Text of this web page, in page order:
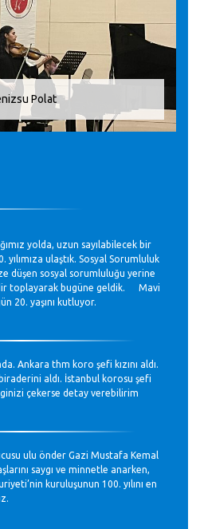
yolda, uzun sayılabilecek bir
yılımıza ulaştık. Sosyal Sorumluluk
düşen sosyal sorumluluğu yerine
toplayarak bugüne geldik. Mavi
20. yaşını kutluyor.
Ankara thm koro şefi kızını aldı.
aldı. İstanbul korosu şefi
çekerse detay verebilirim
ulu önder Gazi Mustafa Kemal
saygı ve minnetle anarken,
kuruluşunun 100. yılını en
Polat